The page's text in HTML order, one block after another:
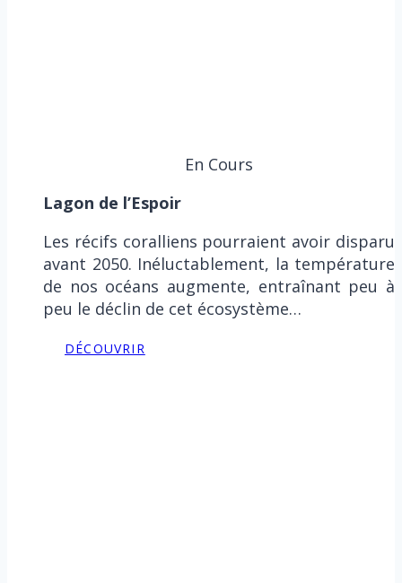
En Cours
Lagon de l’Espoir
Les récifs coralliens pourraient avoir disparu
avant 2050. Inéluctablement, la température
de nos océans augmente, entraînant peu à
peu le déclin de cet écosystème…
DÉCOUVRIR